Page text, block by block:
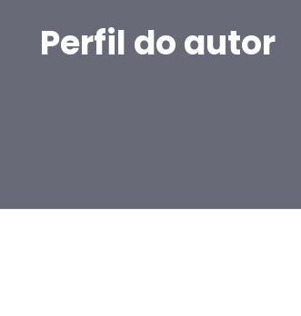
Perfil do autor